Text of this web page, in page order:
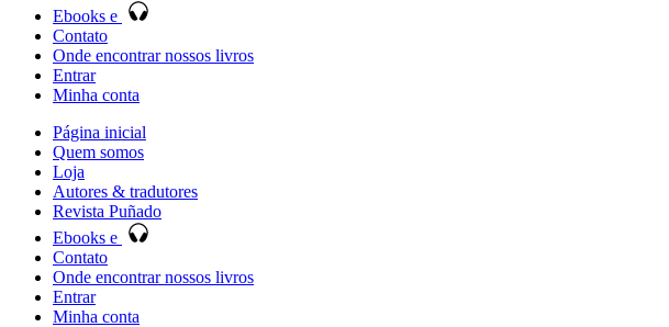
Ebooks e
Contato
Onde encontrar nossos livros
Entrar
Minha conta
Página inicial
Quem somos
Loja
Autores & tradutores
Revista Puñado
Ebooks e
Contato
Onde encontrar nossos livros
Entrar
Minha conta